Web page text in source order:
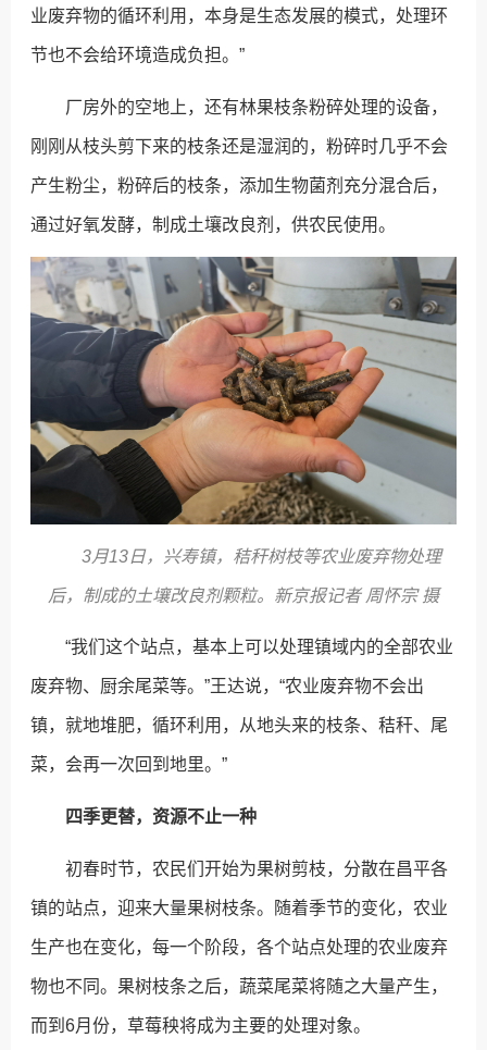
业废弃物的循环利用，本身是生态发展的模式，处理环
节也不会给环境造成负担。”
厂房外的空地上，还有林果枝条粉碎处理的设备，
刚刚从枝头剪下来的枝条还是湿润的，粉碎时几乎不会
产生粉尘，粉碎后的枝条，添加生物菌剂充分混合后，
通过好氧发酵，制成土壤改良剂，供农民使用。
3月13日，兴寿镇，秸秆树枝等农业废弃物处理
后，制成的土壤改良剂颗粒。新京报记者 周怀宗 摄
“我们这个站点，基本上可以处理镇域内的全部农业
废弃物、厨余尾菜等。”王达说，“农业废弃物不会出
镇，就地堆肥，循环利用，从地头来的枝条、秸秆、尾
菜，会再一次回到地里。”
四季更替，资源不止一种
初春时节，农民们开始为果树剪枝，分散在昌平各
镇的站点，迎来大量果树枝条。随着季节的变化，农业
生产也在变化，每一个阶段，各个站点处理的农业废弃
物也不同。果树枝条之后，蔬菜尾菜将随之大量产生，
而到6月份，草莓秧将成为主要的处理对象。